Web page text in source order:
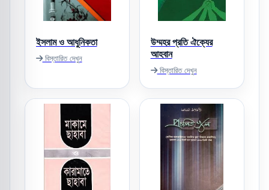
ইসলাম ও আধুনিকতা
বিস্তারিত দেখুন
উম্মহর প্রতি ঐক্যের
আহবান
বিস্তারিত দেখুন